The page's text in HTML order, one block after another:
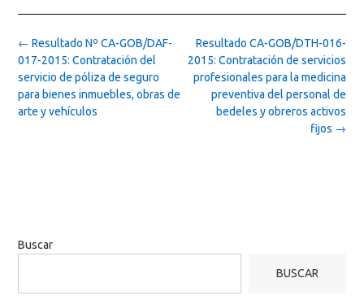
Post
navigation
Resultado CA-GOB/DTH-016-
2015: Contratación de servicios
profesionales para la medicina
preventiva del personal de
bedeles y obreros activos
fijos →
← Resultado Nº CA-GOB/DAF-
017-2015: Contratación del
servicio de póliza de seguro
para bienes inmuebles, obras de
arte y vehículos
Buscar
BUSCAR